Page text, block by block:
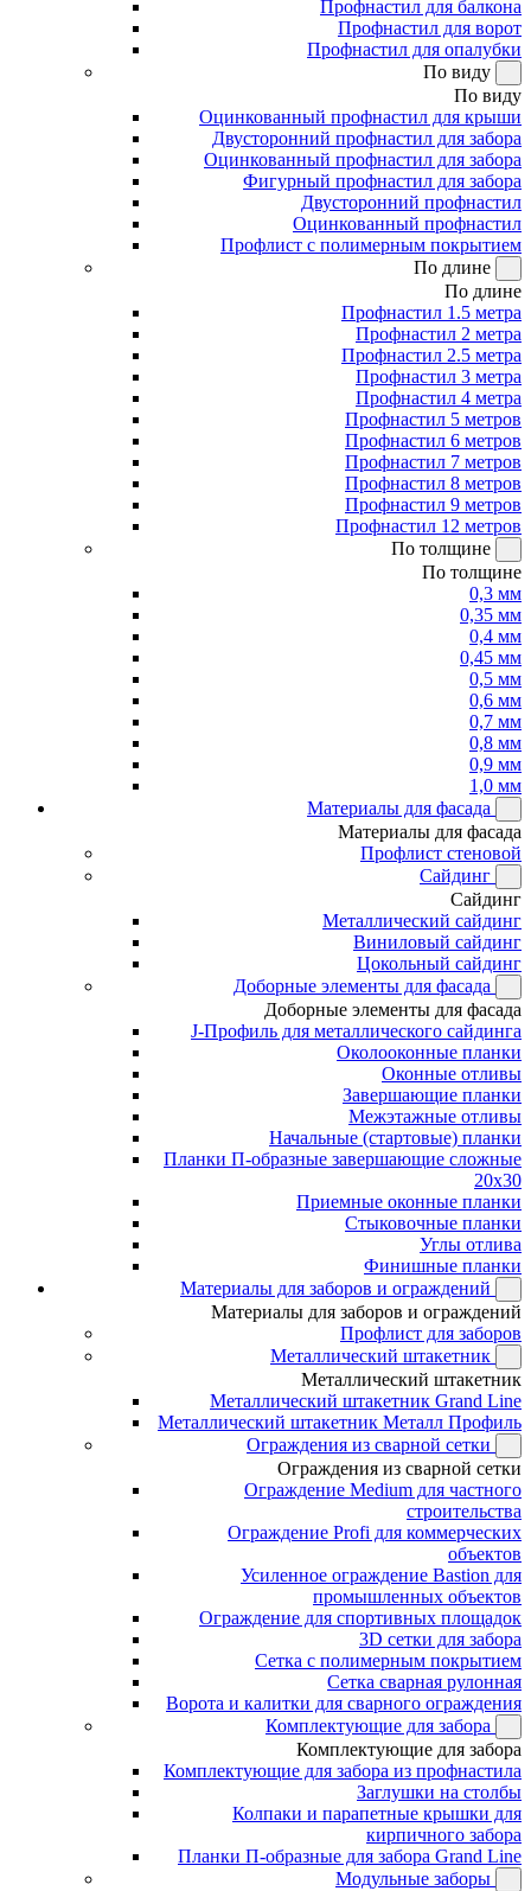
Профнастил для балкона
Профнастил для ворот
Профнастил для опалубки
По виду
По виду
Оцинкованный профнастил для крыши
Двусторонний профнастил для забора
Оцинкованный профнастил для забора
Фигурный профнастил для забора
Двусторонний профнастил
Оцинкованный профнастил
Профлист с полимерным покрытием
По длине
По длине
Профнастил 1.5 метра
Профнастил 2 метра
Профнастил 2.5 метра
Профнастил 3 метра
Профнастил 4 метра
Профнастил 5 метров
Профнастил 6 метров
Профнастил 7 метров
Профнастил 8 метров
Профнастил 9 метров
Профнастил 12 метров
По толщине
По толщине
0,3 мм
0,35 мм
0,4 мм
0,45 мм
0,5 мм
0,6 мм
0,7 мм
0,8 мм
0,9 мм
1,0 мм
Материалы для фасада
Материалы для фасада
Профлист стеновой
Сайдинг
Сайдинг
Металлический сайдинг
Виниловый сайдинг
Цокольный сайдинг
Доборные элементы для фасада
Доборные элементы для фасада
J-Профиль для металлического сайдинга
Околооконные планки
Оконные отливы
Завершающие планки
Межэтажные отливы
Начальные (стартовые) планки
Планки П-образные завершающие сложные
20x30
Приемные оконные планки
Стыковочные планки
Углы отлива
Финишные планки
Материалы для заборов и ограждений
Материалы для заборов и ограждений
Профлист для заборов
Металлический штакетник
Металлический штакетник
Металлический штакетник Grand Line
Металлический штакетник Металл Профиль
Ограждения из сварной сетки
Ограждения из сварной сетки
Ограждение Medium для частного
строительства
Ограждение Profi для коммерческих
объектов
Усиленное ограждение Bastion для
промышленных объектов
Ограждение для спортивных площадок
3D сетки для забора
Сетка с полимерным покрытием
Сетка сварная рулонная
Ворота и калитки для сварного ограждения
Комплектующие для забора
Комплектующие для забора
Комплектующие для забора из профнастила
Заглушки на столбы
Колпаки и парапетные крышки для
кирпичного забора
Планки П-образные для забора Grand Line
Модульные заборы